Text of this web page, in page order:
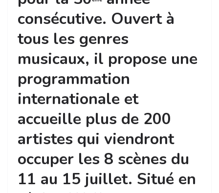
consécutive. Ouvert à
tous les genres
musicaux, il propose une
programmation
internationale et
accueille plus de 200
artistes qui viendront
occuper les 8 scènes du
11 au 15 juillet. Situé en